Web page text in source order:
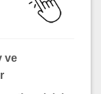
ve